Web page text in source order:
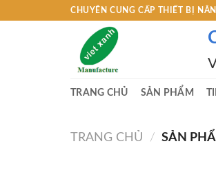
CHUYÊN CUNG CẤP THIẾT BỊ
TRANG CHỦ SẢN PHẨM
TRANG CHỦ / SẢN